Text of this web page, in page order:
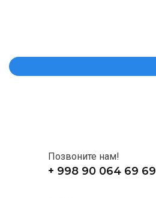
Позвоните нам!
+ 998 90 064 69 69